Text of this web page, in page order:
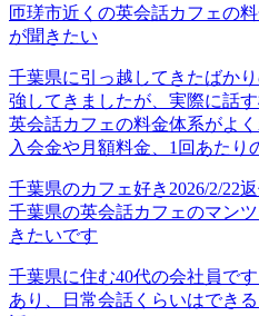
匝瑳市近くの英会話カフェの
が聞きたい
千葉県に引っ越してきたばか
強してきましたが、実際に話
英会話カフェの料金体系がよ
入会金や月額料金、1回あたり
千葉県のカフェ好き 2026/2/22
千葉県の英会話カフェのマン
きたいです
千葉県に住む40代の会社員で
あり、日常会話くらいはでき